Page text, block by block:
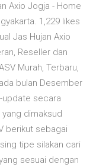
Axio Jogja - Home
1,229 likes
Jas Hujan Axio
Reseller dan
Murah, Terbaru,
bulan Desember
update secara
dimaksud
berikut sebagai
tipe silakan cari
sesuai dengan